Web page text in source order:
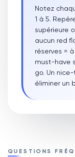
Notez
1 à 5.
supérieure
aucun red
réserves =
must-have
go. Un
éliminer un
QUESTIONS